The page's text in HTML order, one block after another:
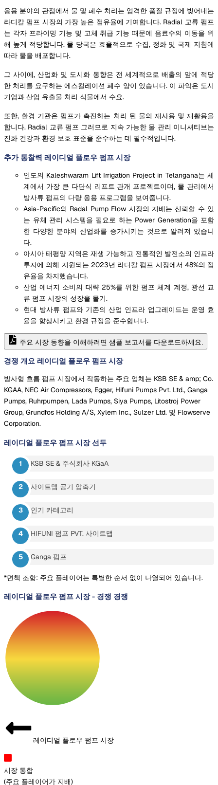
응용 분야의 관점에서 물 및 폐수 처리는 엄격한 품질 규정에 빚어내는
라디칼 펌프 시장의 가장 높은 점유율에 기여합니다. Radial 교류 펌프
는 각자 프라이밍 기능 및 고체 취급 기능 때문에 음료수의 이동을 위
해 높게 적당합니다. 물 당국은 효율적으로 수집, 정화 및 국제 지침에
따라 물을 배포합니다.
그 사이에, 산업화 및 도시화 동향은 전 세계적으로 배출의 앞에 적당
한 처리를 요구하는 에스컬레이션 폐수 양이 있습니다. 이 파악은 도시
기업과 산업 유출물 처리 식물에서 수요.
또한, 환경 기관은 펌프가 촉진하는 처리 된 물의 재사용 및 재활용을
합니다. Radial 교류 펌프 그러므로 지속 가능한 물 관리 이니셔티브는
진화 건강과 환경 보호 표준을 준수하는 데 필수적입니다.
추가 통찰력 레이디얼 플로우 펌프 시장
인도의 Kaleshwaram Lift Irrigation Project in Telangana는 세
계에서 가장 큰 다단식 리프트 관개 프로젝트이며, 물 관리에서
방사류 펌프의 다량 응용 프로그램을 보여줍니다.
Asia-Pacific의 Radal Pump Flow 시장의 지배는 신뢰할 수 있
는 유체 관리 시스템을 필요로 하는 Power Generation을 포함
한 다양한 분야의 산업화를 증가시키는 것으로 알려져 있습니
다.
아시아 태평양 지역은 재생 가능하고 전통적인 발전소의 인프라
투자에 의해 지원되는 2023년 라디칼 펌프 시장에서 48%의 점
유율을 차지했습니다.
산업 에너지 소비의 대략 25%를 위한 펌프 체계 계정, 광선 교
류 펌프 시장의 성장을 몰기.
현대 방사류 펌프와 기존의 산업 인프라 업그레이드는 운영 효
율을 향상시키고 환경 규정을 준수합니다.
주요 시장 동향을 이해하려면 샘플 보고서를 다운로드하세요.
경쟁 개요 레이디얼 플로우 펌프 시장
방사형 흐름 펌프 시장에서 작동하는 주요 업체는 KSB SE & amp; Co.
KGAA, NEC Air Compressors, Egger, Hifuni Pumps Pvt. Ltd., Ganga
Pumps, Ruhrpumpen, Lada Pumps, Siya Pumps, Litostroj Power
Group, Grundfos Holding A/S, Xylem Inc., Sulzer Ltd. 및 Flowserve
Corporation.
레이디얼 플로우 펌프 시장 선두
KSB SE & 주식회사 KGaA
사이트맵 공기 압축기
인기 카테고리
HIFUNI 펌프 PVT. 사이트맵
Ganga 펌프
*면책 조항: 주요 플레이어는 특별한 순서 없이 나열되어 있습니다.
레이디얼 플로우 펌프 시장- 경쟁 경쟁
레이디얼 플로우 펌프 시장
시장 통합
(주요 플레이어가 지배)